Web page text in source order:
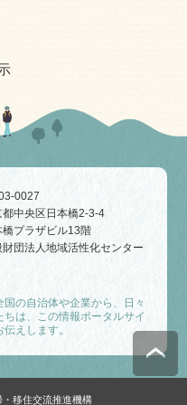
0027
都中央区日本橋2-3-4
橋プラザビル13階
財団法人地域活性化センター
の自治体や企業から、日々
は、この情報ポータルサイ
えします。
移住交流推進機構